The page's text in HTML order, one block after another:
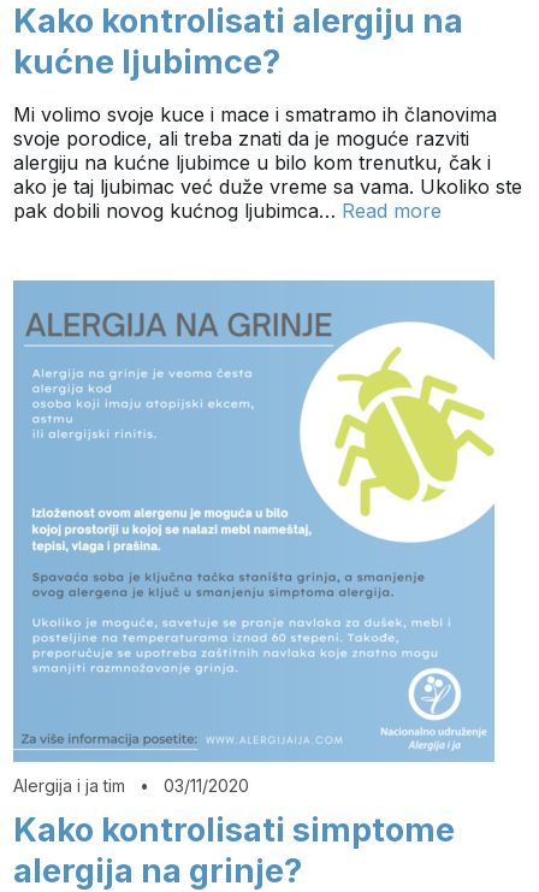
Kako kontrolisati alergiju na
kućne ljubimce?
Mi volimo svoje kuce i mace i smatramo ih članovima
svoje porodice, ali treba znati da je moguće razviti
alergiju na kućne ljubimce u bilo kom trenutku, čak i
ako je taj ljubimac već duže vreme sa vama. Ukoliko ste
pak dobili novog kućnog ljubimca… Read more
Alergija i ja tim •03/11/2020
Kako kontrolisati simptome
alergija na grinje?